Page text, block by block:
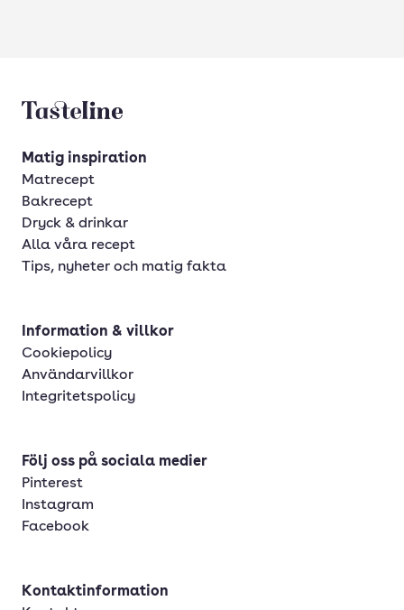
Tasteline startsida
Matig inspiration
Matrecept
Bakrecept
Dryck & drinkar
Alla våra recept
Tips, nyheter och matig fakta
Information & villkor
Cookiepolicy
Användarvillkor
Integritetspolicy
Följ oss på sociala medier
Pinterest
Instagram
Facebook
Kontaktinformation